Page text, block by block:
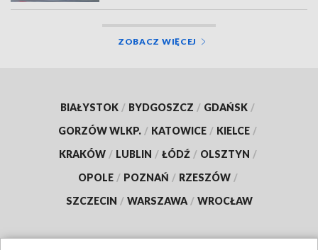
ZOBACZ WIĘCEJ
BIAŁYSTOK / BYDGOSZCZ / GDAŃSK /
GORZÓW WLKP. / KATOWICE / KIELCE /
KRAKÓW / LUBLIN / ŁÓDŹ / OLSZTYN /
OPOLE / POZNAŃ / RZESZÓW /
SZCZECIN / WARSZAWA / WROCŁAW